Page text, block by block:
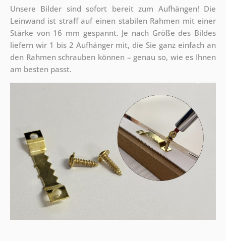
Unsere Bilder sind sofort bereit zum Aufhängen! Die
Leinwand ist straff auf einen stabilen Rahmen mit einer
Stärke von 16 mm gespannt. Je nach Größe des Bildes
liefern wir 1 bis 2 Aufhänger mit, die Sie ganz einfach an
den Rahmen schrauben können – genau so, wie es Ihnen
am besten passt.